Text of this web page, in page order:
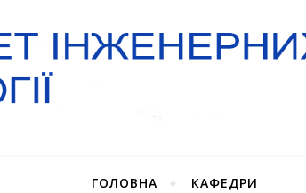
ГОЛОВНА КАФЕДРИ